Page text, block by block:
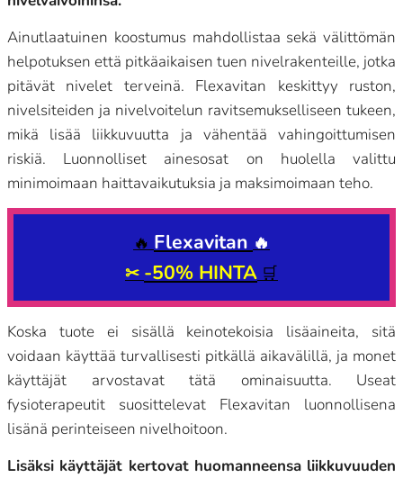
Ainutlaatuinen koostumus mahdollistaa sekä välittömän
helpotuksen että pitkäaikaisen tuen nivelrakenteille, jotka
pitävät nivelet terveinä. Flexavitan keskittyy ruston,
nivelsiteiden ja nivelvoitelun ravitsemukselliseen tukeen,
mikä lisää liikkuvuutta ja vähentää vahingoittumisen
riskiä. Luonnolliset ainesosat on huolella valittu
minimoimaan haittavaikutuksia ja maksimoimaan teho.
🔥 Flexavitan 🔥
✂ -50% HINTA 🛒
Koska tuote ei sisällä keinotekoisia lisäaineita, sitä
voidaan käyttää turvallisesti pitkällä aikavälillä, ja monet
käyttäjät arvostavat tätä ominaisuutta. Useat
fysioterapeutit suosittelevat Flexavitan luonnollisena
lisänä perinteiseen nivelhoitoon.
Lisäksi käyttäjät kertovat huomanneensa liikkuvuuden